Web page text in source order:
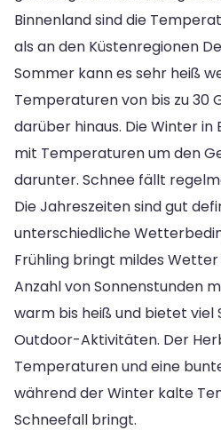
Binnenland sind die
als an den Küstenregionen
Sommer kann es sehr heiß
Temperaturen von bis zu 30
darüber hinaus. Die Winter in
mit Temperaturen um den
darunter. Schnee fällt
Die Jahreszeiten sind gut
unterschiedliche
Frühling bringt mildes
Anzahl von Sonnenstunden
warm bis heiß und bietet viel
Outdoor-Aktivitäten. Der
Temperaturen und eine
während der Winter kalte
Schneefall bringt.